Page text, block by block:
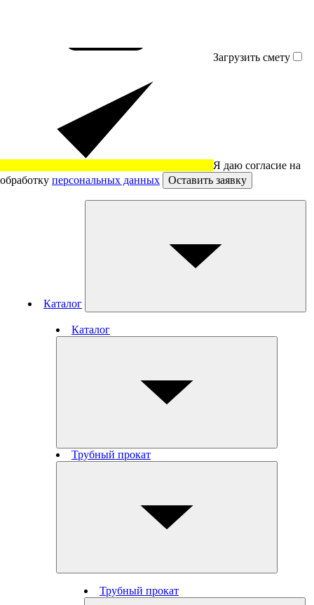
Загрузить смету
Я даю согласие на
обработку персональных данных Оставить заявку
Каталог
Каталог
Трубный прокат
Трубный прокат